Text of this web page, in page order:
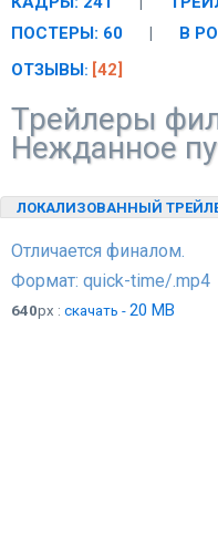
ПОСТЕРЫ: 60
|
В
ОТЗЫВЫ: [42]
Трейлеры
Нежданное
ЛОКАЛИЗОВАННЫЙ
Отличается финалом.
Формат: quick-time/.mp4
640px : скачать - 20 MB